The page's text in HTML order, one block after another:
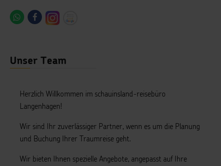
Unser Team
Herzlich Willkommen im schauinsland-reisebüro
Langenhagen!
Wir sind Ihr zuverlässiger Partner, wenn es um die Planung
und Buchung Ihrer Traumreise geht.
Wir bieten Ihnen spezielle Angebote, angepasst auf Ihre